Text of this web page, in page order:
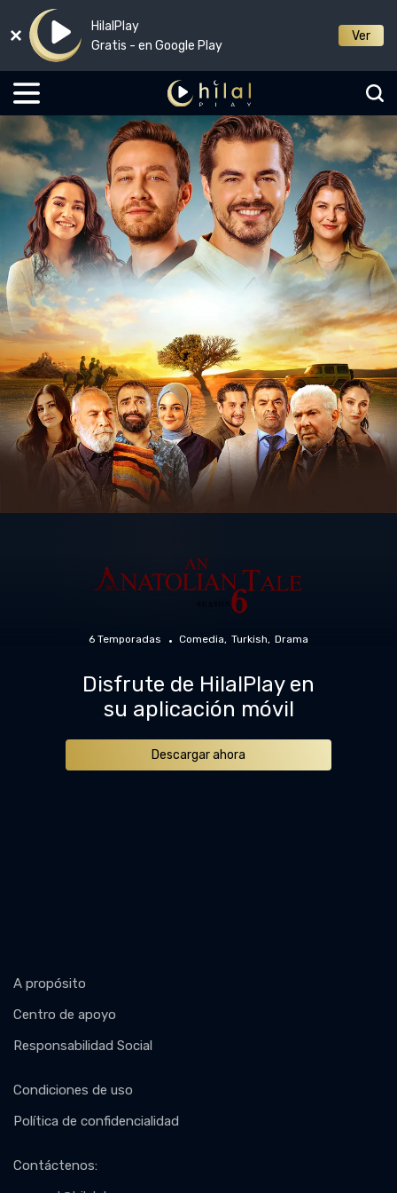
HilalPlay
Gratis - en Google Play
Ver
6 Temporadas Comedia Turkish Drama
Disfrute de HilalPlay en
su aplicación móvil
Descargar ahora
A propósito
Centro de apoyo
Responsabilidad Social
Condiciones de uso
Política de confidencialidad
Contáctenos: